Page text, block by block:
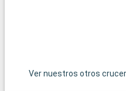
Ver nuestros otros